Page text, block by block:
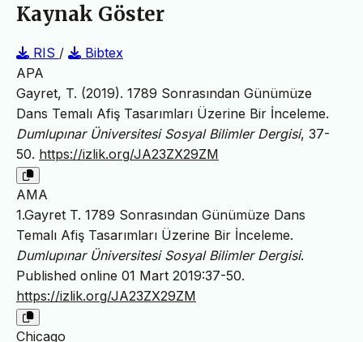
Kaynak Göster
RIS /
Bibtex
APA
Gayret, T. (2019). 1789 Sonrasından Günümüze
Dans Temalı Afiş Tasarımları Üzerine Bir İnceleme.
Dumlupınar Üniversitesi Sosyal Bilimler Dergisi, 37-
50. https://izlik.org/JA23ZX29ZM
AMA
1.Gayret T. 1789 Sonrasından Günümüze Dans
Temalı Afiş Tasarımları Üzerine Bir İnceleme.
Dumlupınar Üniversitesi Sosyal Bilimler Dergisi.
Published online 01 Mart 2019:37-50.
https://izlik.org/JA23ZX29ZM
Chicago